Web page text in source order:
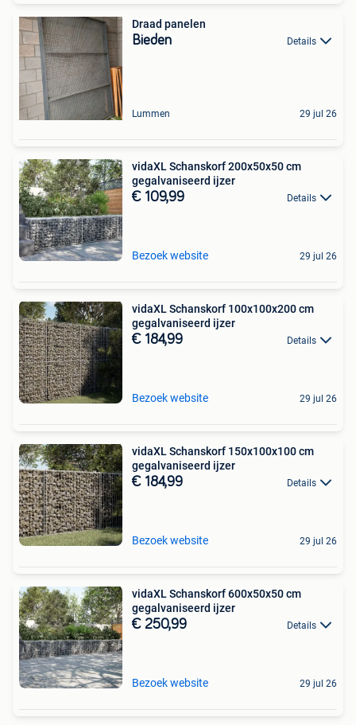
Draad panelen
Bieden Details
Lummen 29 jul 26
vidaXL Schanskorf 200x50x50 cm
gegalvaniseerd ijzer
€ 109,99 Details
Bezoek website 29 jul 26
vidaXL Schanskorf 100x100x200 cm
gegalvaniseerd ijzer
€ 184,99 Details
Bezoek website 29 jul 26
vidaXL Schanskorf 150x100x100 cm
gegalvaniseerd ijzer
€ 184,99 Details
Bezoek website 29 jul 26
vidaXL Schanskorf 600x50x50 cm
gegalvaniseerd ijzer
€ 250,99 Details
Bezoek website 29 jul 26